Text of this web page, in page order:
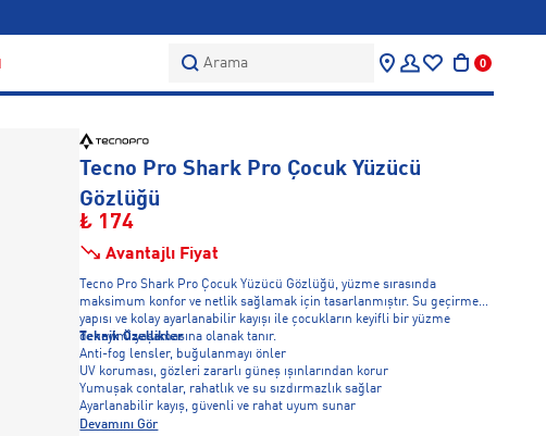
Arama 0
Tecno Pro Shark Pro Çocuk Yüzücü
Gözlüğü
₺ 174
Avantajlı Fiyat
Tecno Pro Shark Pro Çocuk Yüzücü Gözlüğü, yüzme sırasında
maksimum konfor ve netlik sağlamak için tasarlanmıştır. Su geçirmez
yapısı ve kolay ayarlanabilir kayışı ile çocukların keyifli bir yüzme
deneyimi yaşamasına olanak tanır.
Teknik Özellikler
Anti-fog lensler, buğulanmayı önler
UV koruması, gözleri zararlı güneş ışınlarından korur
Yumuşak contalar, rahatlık ve su sızdırmazlık sağlar
Ayarlanabilir kayış, güvenli ve rahat uyum sunar
Devamını Gör